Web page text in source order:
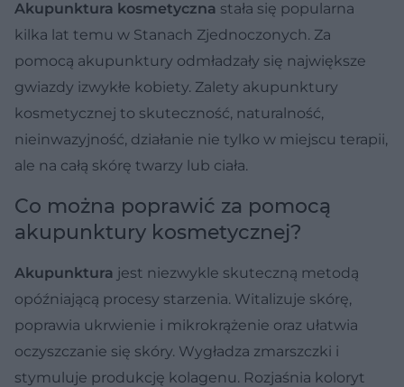
Akupunktura kosmetyczna stała się popularna
kilka lat temu w Stanach Zjednoczonych. Za
pomocą akupunktury odmładzały się największe
gwiazdy izwykłe kobiety. Zalety akupunktury
kosmetycznej to skuteczność, naturalność,
nieinwazyjność, działanie nie tylko w miejscu terapii,
ale na całą skórę twarzy lub ciała.
Co można poprawić za pomocą
akupunktury kosmetycznej?
Akupunktura jest niezwykle skuteczną metodą
opóźniającą procesy starzenia. Witalizuje skórę,
poprawia ukrwienie i mikrokrążenie oraz ułatwia
oczyszczanie się skóry. Wygładza zmarszczki i
stymuluje produkcję kolagenu. Rozjaśnia koloryt